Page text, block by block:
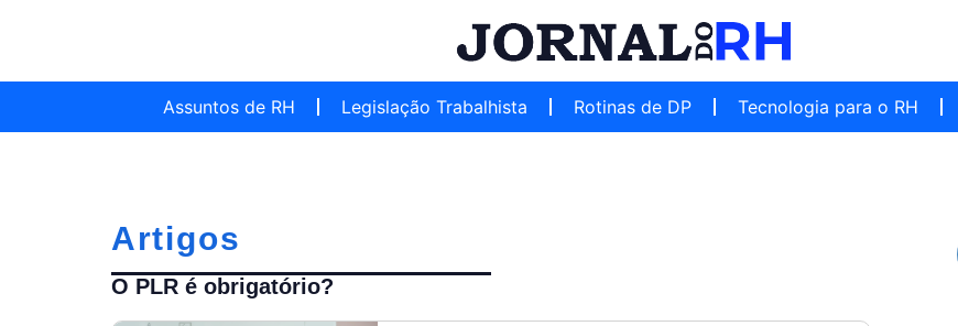
Assuntos de RH Legislação Trabalhista Rotinas de DP Tecnologia para o RH
Artigos
O PLR é obrigatório?